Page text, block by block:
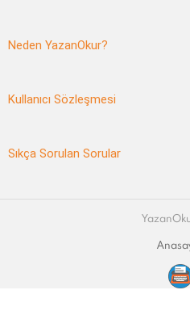
Neden YazanOkur?
Kullanıcı Sözleşmesi
Sıkça Sorulan Sorular